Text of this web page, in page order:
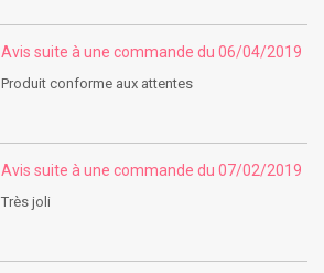
Avis suite à une commande du 06/04/2019
Produit conforme aux attentes
Avis suite à une commande du 07/02/2019
Très joli